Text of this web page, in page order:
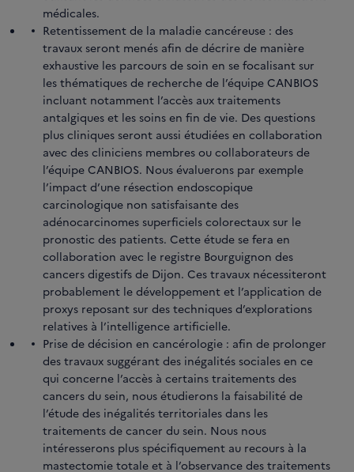
médicales.
Retentissement de la maladie cancéreuse : des
travaux seront menés afin de décrire de manière
exhaustive les parcours de soin en se focalisant sur
les thématiques de recherche de l’équipe CANBIOS
incluant notamment l’accès aux traitements
antalgiques et les soins en fin de vie. Des questions
plus cliniques seront aussi étudiées en collaboration
avec des cliniciens membres ou collaborateurs de
l’équipe CANBIOS. Nous évaluerons par exemple
l’impact d’une résection endoscopique
carcinologique non satisfaisante des
adénocarcinomes superficiels colorectaux sur le
pronostic des patients. Cette étude se fera en
collaboration avec le registre Bourguignon des
cancers digestifs de Dijon. Ces travaux nécessiteront
probablement le développement et l’application de
proxys reposant sur des techniques d’explorations
relatives à l’intelligence artificielle.
Prise de décision en cancérologie : afin de prolonger
des travaux suggérant des inégalités sociales en ce
qui concerne l’accès à certains traitements des
cancers du sein, nous étudierons la faisabilité de
l’étude des inégalités territoriales dans les
traitements de cancer du sein. Nous nous
intéresserons plus spécifiquement au recours à la
mastectomie totale et à l’observance des traitements